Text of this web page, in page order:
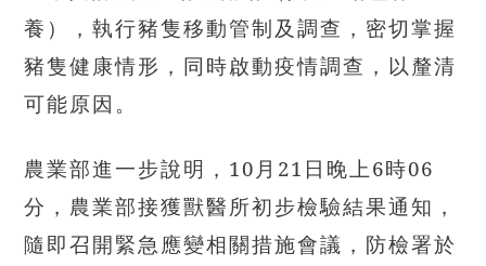
養），執行豬隻移動管制及調查，密切掌握
豬隻健康情形，同時啟動疫情調查，以釐清
可能原因。
農業部進一步說明，10月21日晚上6時06
分，農業部接獲獸醫所初步檢驗結果通知，
隨即召開緊急應變相關措施會議，防檢署於